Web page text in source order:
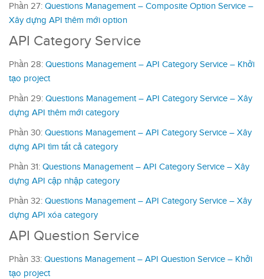
Phần 27: Questions Management – Composite Option Service –
Xây dựng API thêm mới option
API Category Service
Phần 28: Questions Management – API Category Service – Khởi
tạo project
Phần 29: Questions Management – API Category Service – Xây
dựng API thêm mới category
Phần 30: Questions Management – API Category Service – Xây
dựng API tìm tất cả category
Phần 31: Questions Management – API Category Service – Xây
dựng API cập nhập category
Phần 32: Questions Management – API Category Service – Xây
dựng API xóa category
API Question Service
Phần 33: Questions Management – API Question Service – Khởi
tạo project